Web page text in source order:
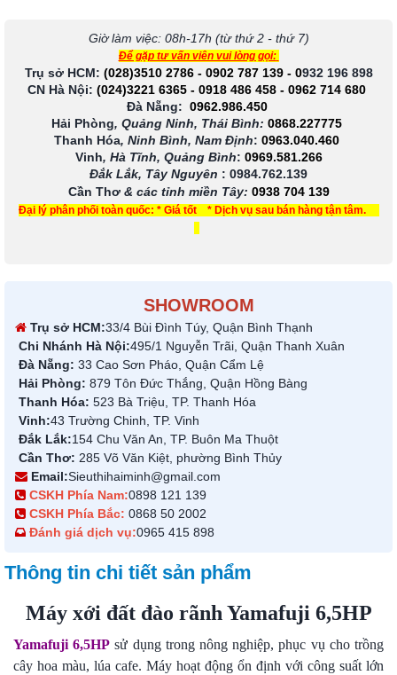
Giờ làm việc: 08h-17h (từ thứ 2 - thứ 7)
Để gặp tư vấn viên vui lòng gọi:
Trụ sở HCM: (028)3510 2786 - 0902 787 139- 0932 196 898
CN Hà Nội: (024)3221 6365 - 0918 486 458 - 0962 714 680
Đà Nẵng: 0962.986.450
Hải Phòng, Quảng Ninh, Thái Bình: 0868.227775
Thanh Hóa, Ninh Bình, Nam Định: 0963.040.460
Vinh, Hà Tĩnh, Quảng Bình: 0969.581.266
Đắk Lắk, Tây Nguyên : 0984.762.139
Cần Thơ & các tỉnh miền Tây: 0938 704 139
Đại lý phân phối toàn quốc: * Giá tốt * Dịch vụ sau bán hàng tận tâm.
SHOWROOM
Trụ sở HCM:33/4 Bùi Đình Túy, Quận Bình Thạnh
Chi Nhánh Hà Nội:495/1 Nguyễn Trãi, Quận Thanh Xuân
Đà Nẵng: 33 Cao Sơn Pháo, Quận Cẩm Lệ
Hải Phòng: 879 Tôn Đức Thắng, Quận Hồng Bàng
Thanh Hóa: 523 Bà Triệu, TP. Thanh Hóa
Vinh:43 Trường Chinh, TP. Vinh
Đắk Lắk:154 Chu Văn An, TP. Buôn Ma Thuột
Cần Thơ: 285 Võ Văn Kiệt, phường Bình Thủy
Email:Sieuthihaiminh@gmail.com
CSKH Phía Nam:0898 121 139
CSKH Phía Bắc: 0868 50 2002
Đánh giá dịch vụ:0965 415 898
Thông tin chi tiết sản phẩm
Máy xới đất đào rãnh Yamafuji 6,5HP
Yamafuji 6,5HP sử dụng trong nông nghiệp, phục vụ cho trồng
cây hoa màu, lúa cafe. Máy hoạt động ổn định với công suất lớn